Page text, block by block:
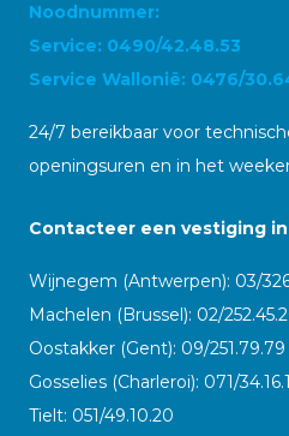
Noodnummer:
Service: 0490/42.48.53
Service Wallonië: 0476/
24/7 bereikbaar voor
openingsuren en in het
Contacteer een vestiging
Wijnegem (Antwerpen): 03/
Machelen (Brussel): 02/
Oostakker (Gent): 09/251.79.79
Gosselies (Charleroi): 071/
Tielt: 051/49.10.20